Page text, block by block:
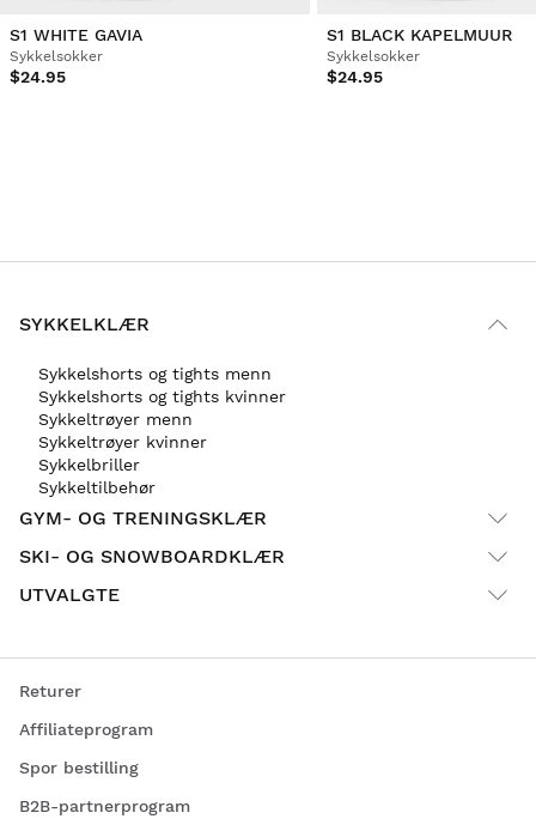
S1 WHITE GAVIA
Sykkelsokker
$24.95
S1 BLACK KAPELMUUR
Sykkelsokker
$24.95
SYKKELKLÆR
Sykkelshorts og tights menn
Sykkelshorts og tights kvinner
Sykkeltrøyer menn
Sykkeltrøyer kvinner
Sykkelbriller
Sykkeltilbehør
GYM- OG TRENINGSKLÆR
SKI- OG SNOWBOARDKLÆR
UTVALGTE
Returer
Affiliateprogram
Spor bestilling
B2B-partnerprogram